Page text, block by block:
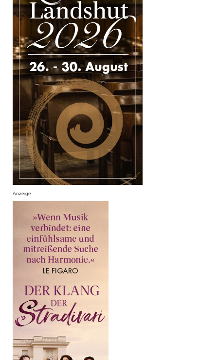
Anzeige